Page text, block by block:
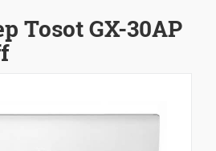
Tosot GX-30AP